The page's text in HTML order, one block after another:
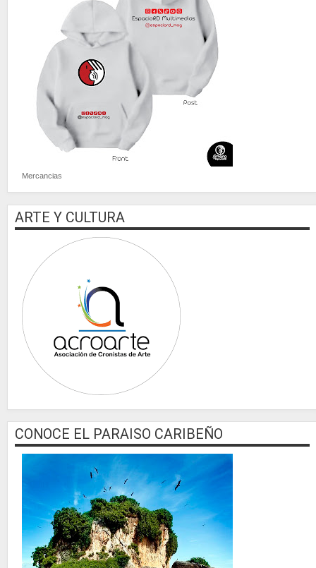
Mercancias
ARTE Y CULTURA
CONOCE EL PARAISO CARIBEÑO